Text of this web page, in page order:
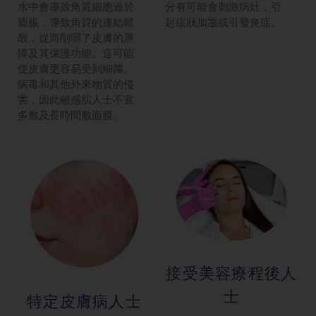
水中會導致角質細胞過於
膨脹，導致角質的連結鬆
散，從而削弱了皮膚的屏
障及其保護功能。這可能
使皮膚更容易受到細菌、
病毒和其他外來物質的侵
害，因此敏感肌人士不宜
多敷及長時間敷面膜。
分有可能會刺激病灶，引
起症狀加重或引發炎症。
特定皮膚病人 士
接受美容療程後人
士